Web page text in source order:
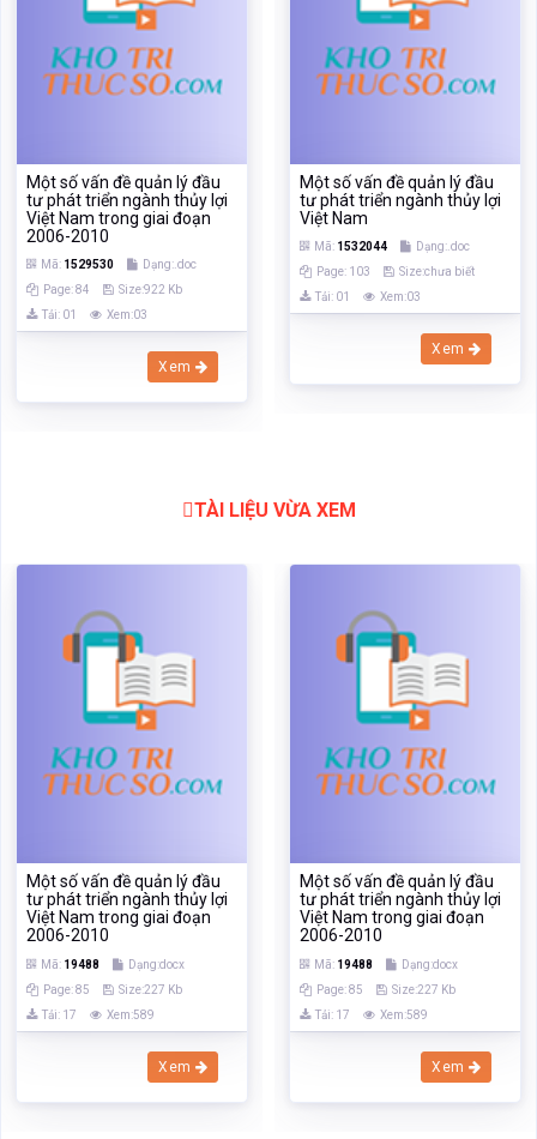
Một số vấn đề quản lý đầu
tư phát triển ngành thủy lợi
Việt Nam trong giai đoạn
2006-2010
Mã: 1529530
Dạng:.doc
Page: 84
Size:922 Kb
Tải: 01
Xem:03
Xem
Một số vấn đề quản lý đầu
tư phát triển ngành thủy lợi
Việt Nam
Mã: 1532044
Dạng:.doc
Page: 103
Size:chưa biết
Tải: 01
Xem:03
Xem
TÀI LIỆU VỪA XEM
Một số vấn đề quản lý đầu
tư phát triển ngành thủy lợi
Việt Nam trong giai đoạn
2006-2010
Mã: 19488
Dạng:docx
Page: 85
Size:227 Kb
Tải: 17
Xem:589
Xem
Một số vấn đề quản lý đầu
tư phát triển ngành thủy lợi
Việt Nam trong giai đoạn
2006-2010
Mã: 19488
Dạng:docx
Page: 85
Size:227 Kb
Tải: 17
Xem:589
Xem